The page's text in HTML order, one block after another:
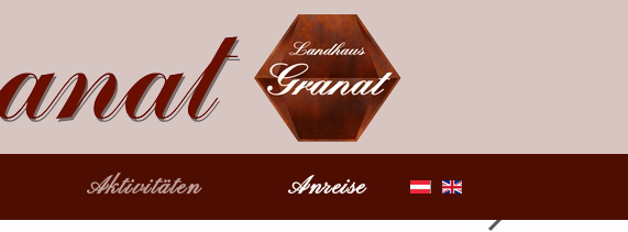
Aktivitäten Anreise